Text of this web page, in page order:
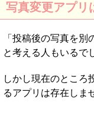
写真変更アプリ
「投稿後の写真を別
と考える人もいるで
しかし現在のところ
るアプリは存在しま